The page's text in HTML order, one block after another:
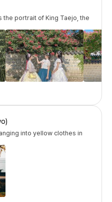
the portrait of King Taejo, the
into yellow clothes in